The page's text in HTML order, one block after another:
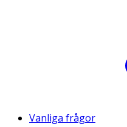
Vanliga frågor